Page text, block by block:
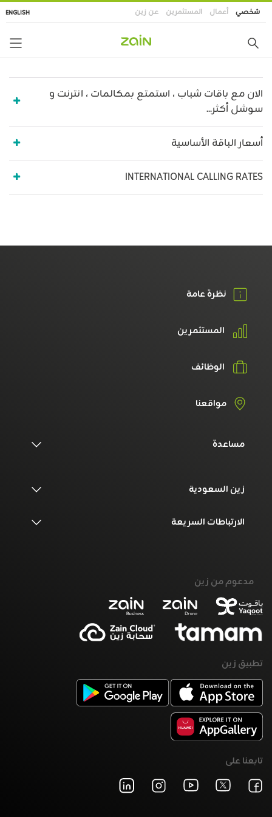
تجاوز
إلى
الرئيسي
شخصي أعمال المستثمرين عن زين ENGLISH
الان مع باقات شباب ، استمتع بمكالمات ، انترنت و
سوشل أكثر...
أسعار الباقة الأساسية
INTERNATIONAL CALLING RATES
نظرة عامة
المستثمرين
الوظائف
مواقعنا
مساعدة
زين السعودية
الارتباطات السريعة
مدعوم من زين
تطبيق زين
تابعنا على